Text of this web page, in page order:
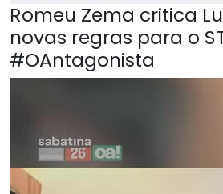
Romeu Zema critica
novas regras para o
#OAntagonista